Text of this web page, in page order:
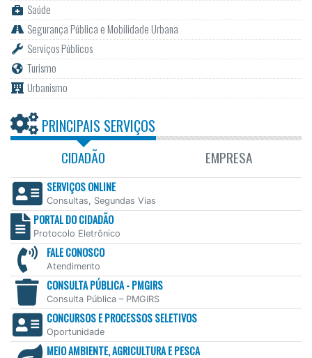
Saúde
Segurança Pública e Mobilidade Urbana
Serviços Públicos
Turismo
Urbanismo
PRINCIPAIS SERVIÇOS
CIDADÃO EMPRESA
SERVIÇOS ONLINE
Consultas, Segundas Vias
PORTAL DO CIDADÃO
Protocolo Eletrônico
FALE CONOSCO
Atendimento
CONSULTA PÚBLICA - PMGIRS
Consulta Pública – PMGIRS
CONCURSOS E PROCESSOS SELETIVOS
Oportunidade
MEIO AMBIENTE, AGRICULTURA E PESCA